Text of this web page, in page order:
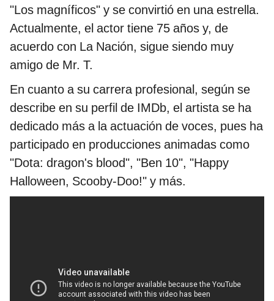
"Los magníficos" y se convirtió en una estrella.
Actualmente, el actor tiene 75 años y, de
acuerdo con La Nación, sigue siendo muy
amigo de Mr. T.
En cuanto a su carrera profesional, según se
describe en su perfil de IMDb, el artista se ha
dedicado más a la actuación de voces, pues ha
participado en producciones animadas como
"Dota: dragon's blood", "Ben 10", "Happy
Halloween, Scooby-Doo!" y más.